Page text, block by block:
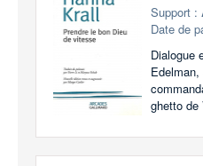
Support :
Date de
Dialogue
ghetto de